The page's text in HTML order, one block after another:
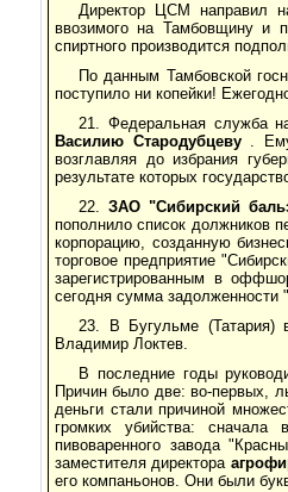
Директор ЦСМ направил
ввозимого на Тамбовщину и
спиртного производится
По данным Тамбовской
поступило ни копейки!
21. Федеральная служба
Василию Стародубцеву. Ему
возглавляя до избрания
результате которых
22.ЗАО "Сибирский
пополнило список должников
корпорацию, созданную
торговое предприятие
зарегистрированным в
сегодня сумма задолженности
23. В Бугульме (Татария)
Владимир Локтев.
В последние годы
Причин было две: во-первых,
деньги стали причиной
громких убийства: сначала
пивоваренного завода
заместителя директора
его компаньонов. Они были